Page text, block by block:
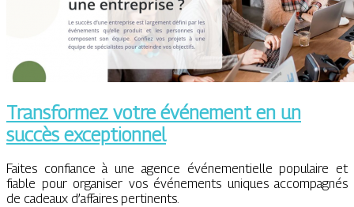
Transformez votre événement en un
succès exceptionnel
Faites confiance à une agence événementielle populaire et
fiable pour organiser vos événements uniques accompagnés
de cadeaux d’affaires pertinents.